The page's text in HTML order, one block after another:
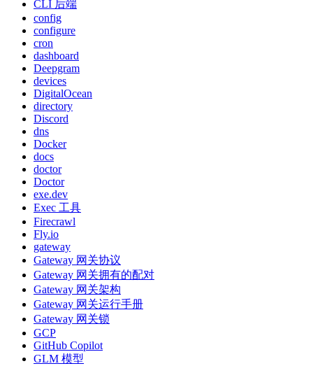
CLI 后端
config
configure
cron
dashboard
Deepgram
devices
DigitalOcean
directory
Discord
dns
Docker
docs
doctor
Doctor
exe.dev
Exec 工具
Firecrawl
Fly.io
gateway
Gateway 网关协议
Gateway 网关拥有的配对
Gateway 网关架构
Gateway 网关运行手册
Gateway 网关锁
GCP
GitHub Copilot
GLM 模型